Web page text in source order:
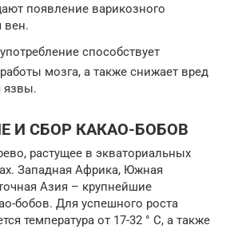
появление варикозного
вен.
способствует
мозга, а также снижает вред
язвы.
И СБОР КАКАО-БОБОВ
растущее в экваториальных
Западная Африка, Южная
Азия – крупнейшие
бобов. Для успешного роста
температура от 17-32 ° C, а также